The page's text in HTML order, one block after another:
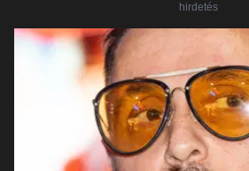
hirdetés